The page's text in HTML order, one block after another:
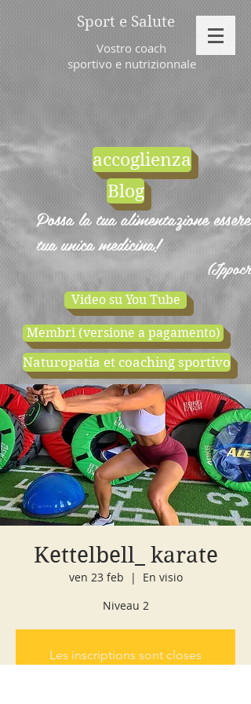
Sport e Salute
Vostro coach
sportivo e nutrizionnale
accoglienza
Blog
Possa la tua alimentazione essere
tua unica medicina!
Video su You Tube
Membri (versione a pagamento)
Naturopatia et coaching sportivo
cours d'essai negozio
Kettelbell_ karate
ven 23 feb
  |
En visio
Niveau 2
Les inscriptions sont closes